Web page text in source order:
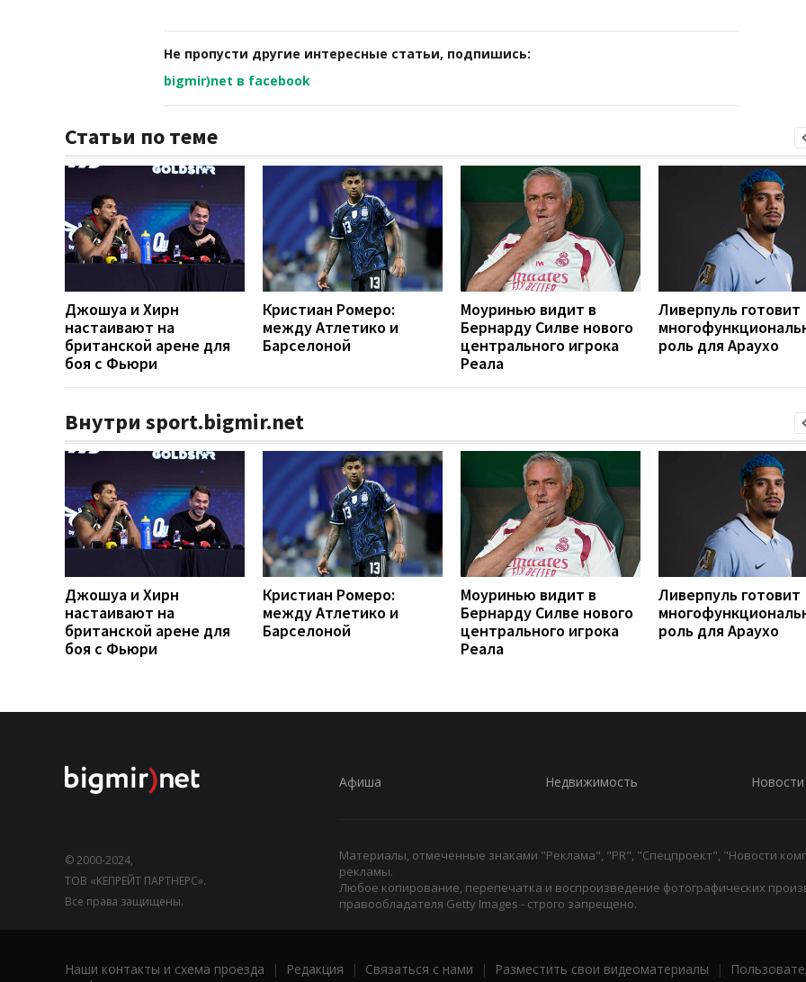
Не пропусти другие интересные статьи, подпишись:
bigmir)net в facebook
Статьи по теме
Джошуа и Хирн
настаивают на
британской арене для
боя с Фьюри
Кристиан Ромеро:
между Атлетико и
Барселоной
Моуринью видит в
Бернарду Силве нового
центрального игрока
Реала
Ливерпуль готовит
роль для Араухо
Внутри sport.bigmir.net
Джошуа и Хирн
настаивают на
британской арене для
боя с Фьюри
Кристиан Ромеро:
между Атлетико и
Барселоной
Моуринью видит в
Бернарду Силве нового
центрального игрока
Реала
Ливерпуль готовит
роль для Араухо
© 2000-2024,
ТОВ «КЕПРЕЙТ ПАРТНЕРС».
Все права защищены.
Афиша Недвижимость Новости
Материалы, отмеченные знаками "Реклама", "PR", "Спецпроект", "Новости
рекламы.
Любое копирование, перепечатка и воспроизведение фотографических
правообладателя Getty Images - строго запрещено.
Наши контакты и схема проезда | Редакция | Связаться с нами | Разместить свои видеоматериалы |